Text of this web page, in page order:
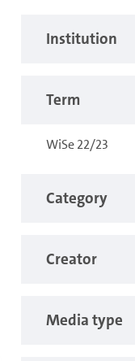
Institution
Term
WiSe 22/23
Category
Creator
Media type